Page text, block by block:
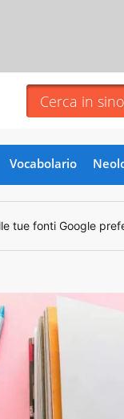
Vocabolario
tue fonti Google